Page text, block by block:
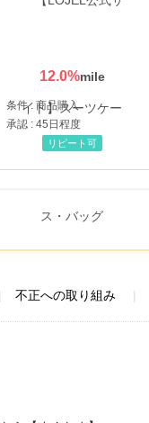
12.0%
条件 : 商品購入
承認 : 45日程度
リピート可
不正への取り組み